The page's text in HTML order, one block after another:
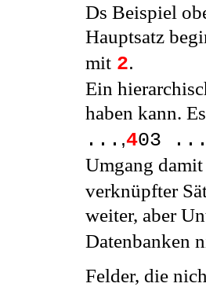
Ds Beispiel
Hauptsatz
mit 2.
Ein
haben kann.
... ,403 ...
Umgang
verknüpfter
weiter, aber
Datenbanken
Felder, die